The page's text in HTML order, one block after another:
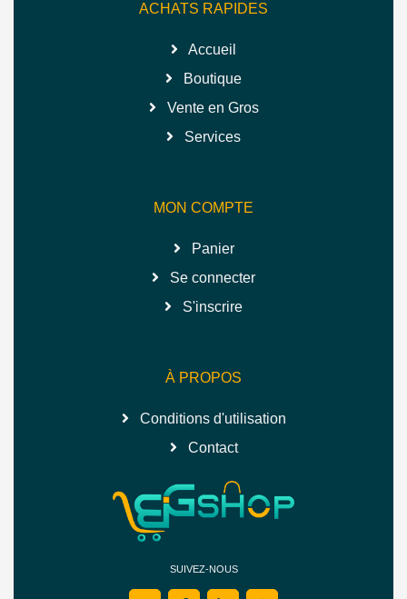
ACHATS RAPIDES
Accueil
Boutique
Vente en Gros
Services
MON COMPTE
Panier
Se connecter
S'inscrire
À PROPOS
Conditions d'utilisation
Contact
SUIVEZ-NOUS